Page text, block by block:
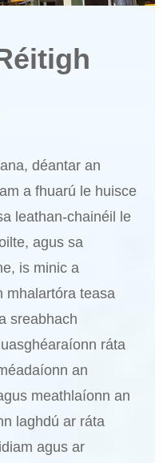
déantar an
a fhuarú le huisce
leathan-chainéil le
agus sa
is minic a
mhalartóra teasa
sreabhach
ráta
an
meathlaíonn an
laghdú ar ráta
agus ar